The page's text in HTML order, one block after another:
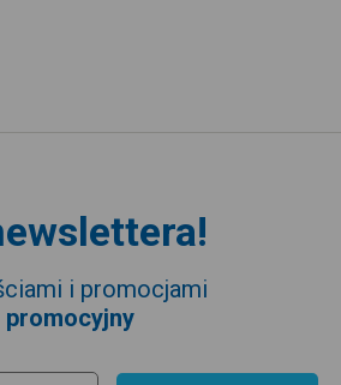
i promocjami
promocyjny